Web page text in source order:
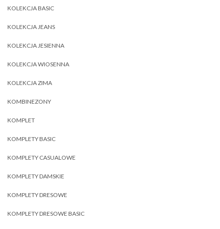
KOLEKCJA BASIC
KOLEKCJA JEANS
KOLEKCJA JESIENNA
KOLEKCJA WIOSENNA
KOLEKCJA ZIMA
KOMBINEZONY
KOMPLET
KOMPLETY BASIC
KOMPLETY CASUALOWE
KOMPLETY DAMSKIE
KOMPLETY DRESOWE
KOMPLETY DRESOWE BASIC